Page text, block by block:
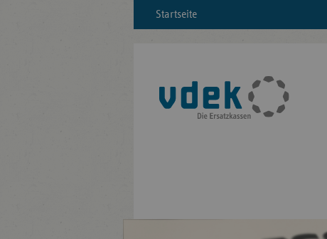
Startseite